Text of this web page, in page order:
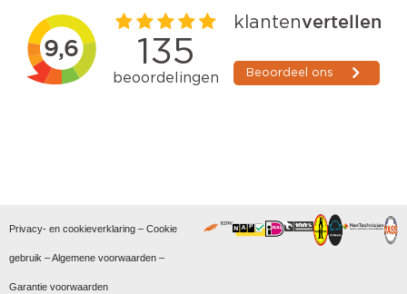
Privacy- en cookieverklaring – Cookie
gebruik –Algemene voorwaarden –
Garantie voorwaarden